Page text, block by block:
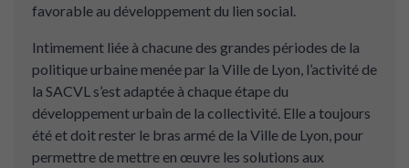
favorable au développement du lien social.
Intimement liée à chacune des grandes périodes de la
politique urbaine menée par la Ville de Lyon, l’activité de
la SACVL s’est adaptée à chaque étape du
développement urbain de la collectivité. Elle a toujours
été et doit rester le bras armé de la Ville de Lyon, pour
permettre de mettre en œuvre les solutions aux